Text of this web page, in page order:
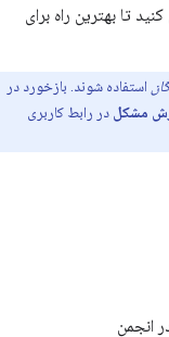
تا بهترین راه برای
استفاده شوند. بازخورد در
مشکل در رابط کاربری